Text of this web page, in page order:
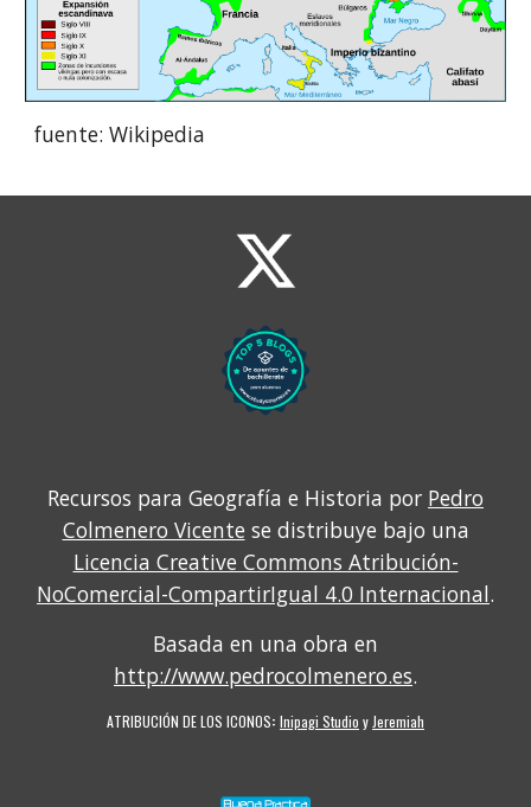
fuente: Wikipedia
Recursos para Geografía e Historia por Pedro
Colmenero Vicente se distribuye bajo una
Licencia Creative Commons Atribución-
NoComercial-CompartirIgual 4.0 Internacional.
Basada en una obra en
http://www.pedrocolmenero.es.
ATRIBUCIÓN DE LOS ICONOS: Inipagi Studio y Jeremiah